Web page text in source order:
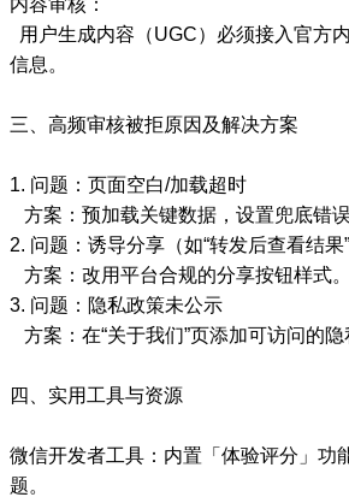
内容审核：
用户生成内容（UGC）必须接入官方
信息。
三、高频审核被拒原因及解决方案
1. 问题：页面空白/加载超时
方案：预加载关键数据，设置兜底错
2. 问题：诱导分享（如“转发后查看结果
方案：改用平台合规的分享按钮样式
3. 问题：隐私政策未公示
方案：在“关于我们”页添加可访问的隐
四、实用工具与资源
微信开发者工具：内置「体验评分」功
题。